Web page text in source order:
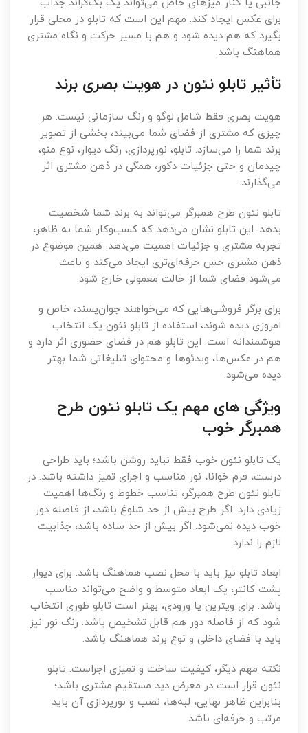
برای عکس ایجاد کند. مهم این است که تابلو در محلی قرار
بگیرد که هم دیده شود و هم با مسیر حرکت و نگاه مشتری
هماهنگ باشد.
تأثیر تابلو نئون در هویت بصری برند
هویت بصری فقط شامل لوگو و رنگ سازمانی نیست. هر
چیزی که مشتری از فضای شما می‌بیند، بخشی از تصویر
برند شما را می‌سازد. تابلو، نورپردازی، رنگ دیوار، نوع منو،
چیدمان و حتی جزئیات دکور، همگی در ذهن مشتری اثر
می‌گذارند.
تابلو نئون طرح همبرگر می‌تواند به برند شما شخصیت
بدهد. این تابلو نشان می‌دهد که کسب‌وکار شما به ظاهر،
تجربه مشتری و جزئیات اهمیت می‌دهد. همین موضوع در
ذهن مشتری حس حرفه‌ای‌تری ایجاد می‌کند و باعث
می‌شود فضای شما از حالت معمولی خارج شود.
برای برگر فروشی‌هایی که می‌خواهند جوان‌پسند، خاص و
امروزی دیده شوند، استفاده از تابلو نئون یک انتخاب
هوشمندانه است. این تابلو هم در فضای حضوری اثر دارد و
هم در عکس‌ها، ویدئوها و محتوای تبلیغاتی شما بهتر
دیده می‌شود.
ویژگی های مهم یک تابلو نئون طرح
همبرگر خوب
یک تابلو نئون خوب فقط نباید روشن باشد؛ باید طراحی
درست، فرم خوانا، نور مناسب و اجرای تمیز داشته باشد. در
تابلو نئون طرح همبرگر، تناسب خطوط و رنگ‌ها اهمیت
زیادی دارد. اگر طرح بیش از حد شلوغ باشد، از فاصله دور
خوب دیده نمی‌شود. اگر بیش از حد ساده باشد، جذابیت
لازم را ندارد.
ابعاد تابلو نیز باید با محل نصب هماهنگ باشد. برای دیوار
پشت کانتر، یک ابعاد متوسط و واضح می‌تواند مناسب
باشد. برای ویترین یا ورودی، بهتر است تابلو طوری انتخاب
شود که از فاصله دور هم قابل تشخیص باشد. رنگ نور نیز
باید با فضای داخلی و نوع برند هماهنگ باشد.
نکته مهم دیگر، کیفیت ساخت و تمیزی اجراست. تابلو
نئون قرار است در معرض دید مستقیم مشتری باشد؛
بنابراین ظاهر نهایی، لبه‌ها، نصب و نورپردازی آن باید
مرتب و حرفه‌ای باشد.